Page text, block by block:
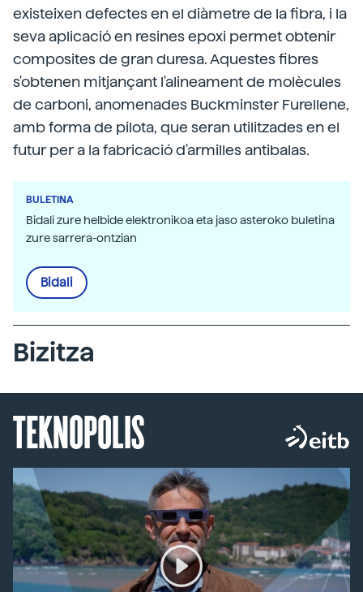
existeixen defectes en el diàmetre de la fibra, i la
seva aplicació en resines epoxi permet obtenir
composites de gran duresa. Aquestes fibres
s'obtenen mitjançant l'alineament de molècules
de carboni, anomenades Buckminster Furellene,
amb forma de pilota, que seran utilitzades en el
futur per a la fabricació d'armilles antibalas.
BULETINA
Bidali zure helbide elektronikoa eta jaso asteroko buletina
zure sarrera-ontzian
Bidali
Bizitza
TEKNOPOLIS